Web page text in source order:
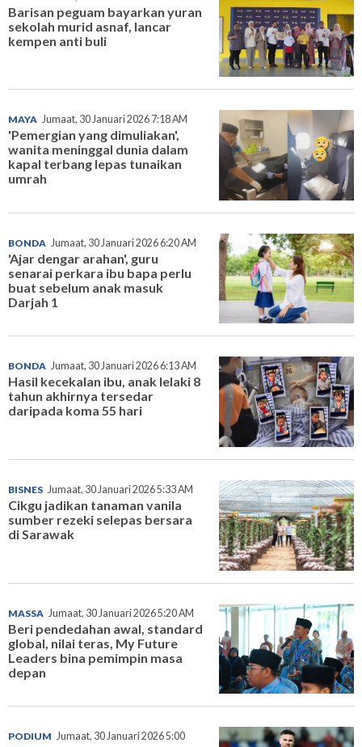
Barisan peguam bayarkan yuran
sekolah murid asnaf, lancar
kempen anti buli
MAYA Jumaat, 30 Januari 2026 7:18 AM
'Pemergian yang dimuliakan',
wanita meninggal dunia dalam
kapal terbang lepas tunaikan
umrah
BONDA Jumaat, 30 Januari 2026 6:20 AM
'Ajar dengar arahan', guru
senarai perkara ibu bapa perlu
buat sebelum anak masuk
Darjah 1
BONDA Jumaat, 30 Januari 2026 6:13 AM
Hasil kecekalan ibu, anak lelaki 8
tahun akhirnya tersedar
daripada koma 55 hari
BISNES Jumaat, 30 Januari 2026 5:33 AM
Cikgu jadikan tanaman vanila
sumber rezeki selepas bersara
di Sarawak
MASSA Jumaat, 30 Januari 2026 5:20 AM
Beri pendedahan awal, standard
global, nilai teras, My Future
Leaders bina pemimpin masa
depan
PODIUM Jumaat, 30 Januari 2026 5:00